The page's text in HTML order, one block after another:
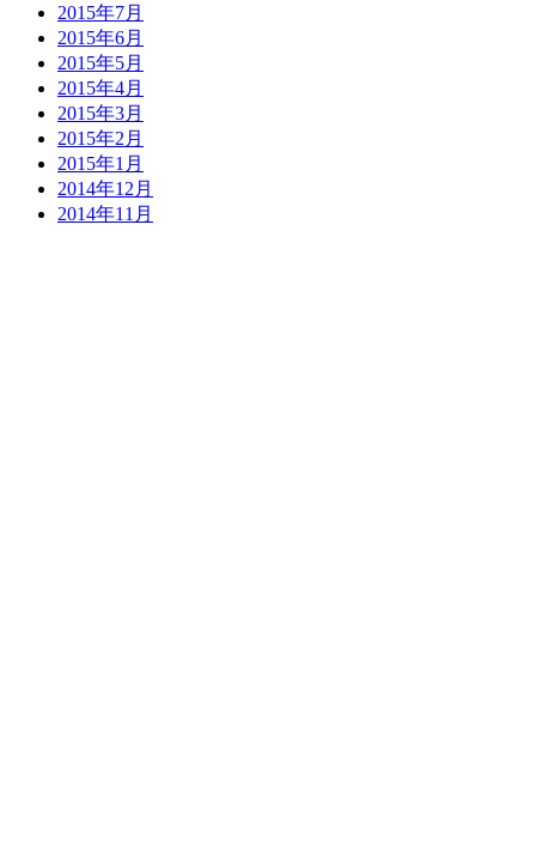
2015年7月
2015年6月
2015年5月
2015年4月
2015年3月
2015年2月
2015年1月
2014年12月
2014年11月